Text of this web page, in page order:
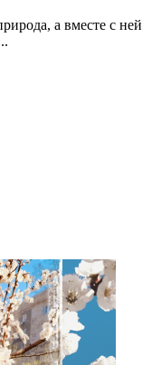
а вместе с ней